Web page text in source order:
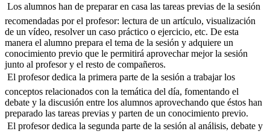
 Los alumnos han de preparar en casa las tareas previas de la sesión
recomendadas por el profesor: lectura de un artículo, visualización
de un vídeo, resolver un caso práctico o ejercicio, etc. De esta
manera el alumno prepara el tema de la sesión y adquiere un
conocimiento previo que le permitirá aprovechar mejor la sesión
junto al profesor y el resto de compañeros.
 El profesor dedica la primera parte de la sesión a trabajar los
conceptos relacionados con la temática del día, fomentando el
debate y la discusión entre los alumnos aprovechando que éstos han
preparado las tareas previas y parten de un conocimiento previo.
 El profesor dedica la segunda parte de la sesión al análisis, debate y